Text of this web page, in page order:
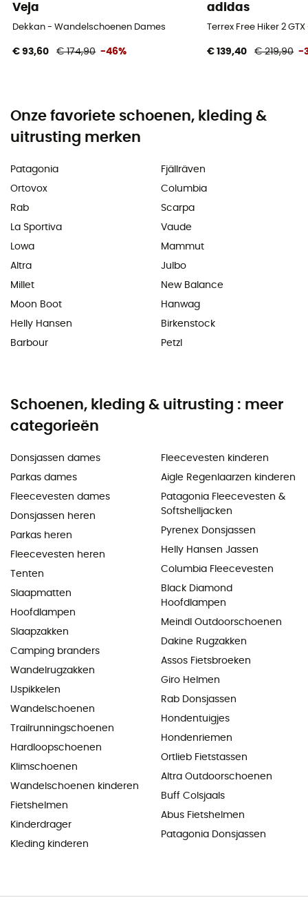
Veja
Dekkan - Wandelschoenen Dames
€ 93,60 € 174,90 -46%
adidas
Terrex Free Hiker 2
€ 139,40 € 219,90 -
Onze favoriete schoenen, kleding &
uitrusting merken
Patagonia
Ortovox
Rab
La Sportiva
Lowa
Altra
Millet
Moon Boot
Helly Hansen
Barbour
Fjällräven
Columbia
Scarpa
Vaude
Mammut
Julbo
New Balance
Hanwag
Birkenstock
Petzl
Schoenen, kleding & uitrusting : meer
categorieën
Donsjassen dames
Parkas dames
Fleecevesten dames
Donsjassen heren
Parkas heren
Fleecevesten heren
Tenten
Slaapmatten
Hoofdlampen
Slaapzakken
Camping branders
Wandelrugzakken
IJspikkelen
Wandelschoenen
Trailrunningschoenen
Hardloopschoenen
Klimschoenen
Wandelschoenen kinderen
Fietshelmen
Kinderdrager
Kleding kinderen
Fleecevesten kinderen
Aigle Regenlaarzen kinderen
Patagonia Fleecevesten &
Softshelljacken
Pyrenex Donsjassen
Helly Hansen Jassen
Columbia Fleecevesten
Black Diamond
Hoofdlampen
Meindl Outdoorschoenen
Dakine Rugzakken
Assos Fietsbroeken
Giro Helmen
Rab Donsjassen
Hondentuigjes
Hondenriemen
Ortlieb Fietstassen
Altra Outdoorschoenen
Buff Colsjaals
Abus Fietshelmen
Patagonia Donsjassen